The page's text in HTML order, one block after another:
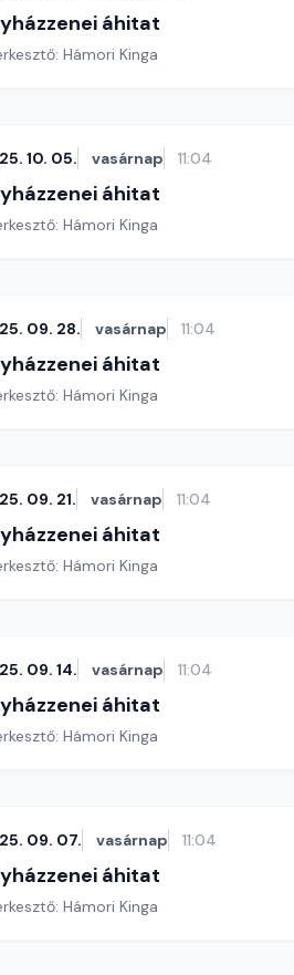
áhitat
Hámori Kinga
10. 05. vasárnap 11:04
áhitat
Hámori Kinga
09. 28. vasárnap 11:04
áhitat
Hámori Kinga
09. 21. vasárnap 11:04
áhitat
Hámori Kinga
09. 14. vasárnap 11:04
áhitat
Hámori Kinga
09. 07. vasárnap 11:04
áhitat
Hámori Kinga